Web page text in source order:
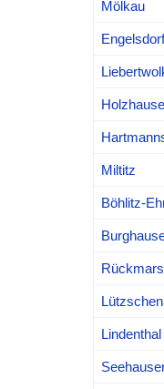
Mölkau
Engelsdorf
Miltitz
Böhlitz-
Lindenthal